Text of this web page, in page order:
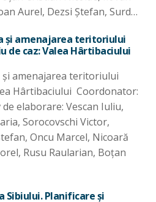
Aurel, Dezsi Ştefan, Surd…
şi amenajarea teritoriului
de caz: Valea Hârtibaciului
şi amenajarea teritoriului
Hârtibaciului Coordonator:
elaborare: Vescan Iuliu,
Sorocovschi Victor,
Oncu Marcel, Nicoară
Rusu Raularian, Boţan
Sibiului. Planificare şi